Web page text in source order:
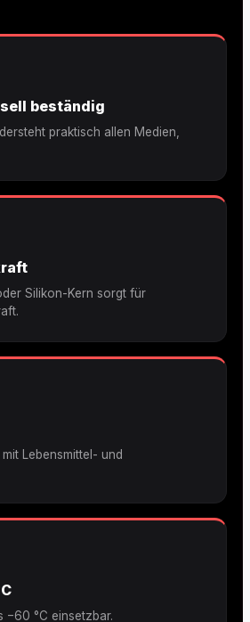
beständig
praktisch allen Medien,
Silikon-Kern sorgt für
Lebensmittel- und
−60 °C einsetzbar.